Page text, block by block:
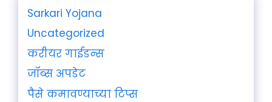
Sarkari Yojana
Uncategorized
करीयर गाईडन्स
जॉब्स अपडेट
पैसे कमावण्याच्या टिप्स